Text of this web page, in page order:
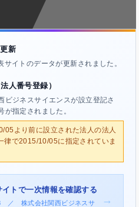
新
サイトのデータが更新されました。
人番号登録）
ビジネスサイエンスが設立登記さ
が指定されました。
より前に設立された法人の法人
律で2015/10/05に指定されていま
トで一次情報を確認する
／ 株式会社関西ビジネスサ
→